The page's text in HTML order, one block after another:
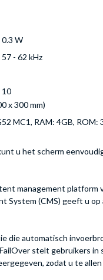
0.3 W
57 - 62 kHz
10
x 300 mm)
MC1, RAM: 4GB, ROM:
u het scherm
management
System (CMS) geeft u
die automatisch
stelt gebruikers
zodat u te